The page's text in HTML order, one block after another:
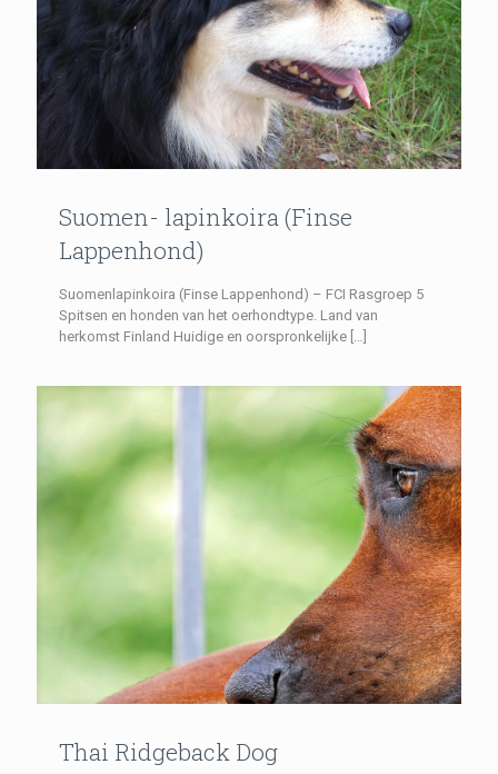
Suomen- lapinkoira (Finse
Lappenhond)
Suomenlapinkoira (Finse Lappenhond) – FCI Rasgroep 5
Spitsen en honden van het oerhondtype. Land van
herkomst Finland Huidige en oorspronkelijke […]
Thai Ridgeback Dog